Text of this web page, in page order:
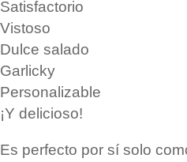
Satisfactorio
Vistoso
Dulce salado
Garlicky
Personalizable
¡Y delicioso!
Es perfecto por sí solo